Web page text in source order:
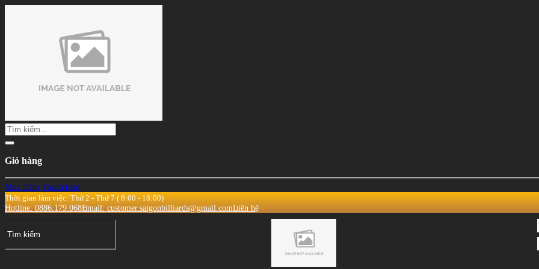
Giỏ hàng
Mua thêm Thanh toán
Thời gian làm việc: Thứ 2 - Thứ 7 ( 8:00 - 18:00)
Hotline: 0886.179.068Email: customer.saigonbilliards@gmail.comLiên hệ